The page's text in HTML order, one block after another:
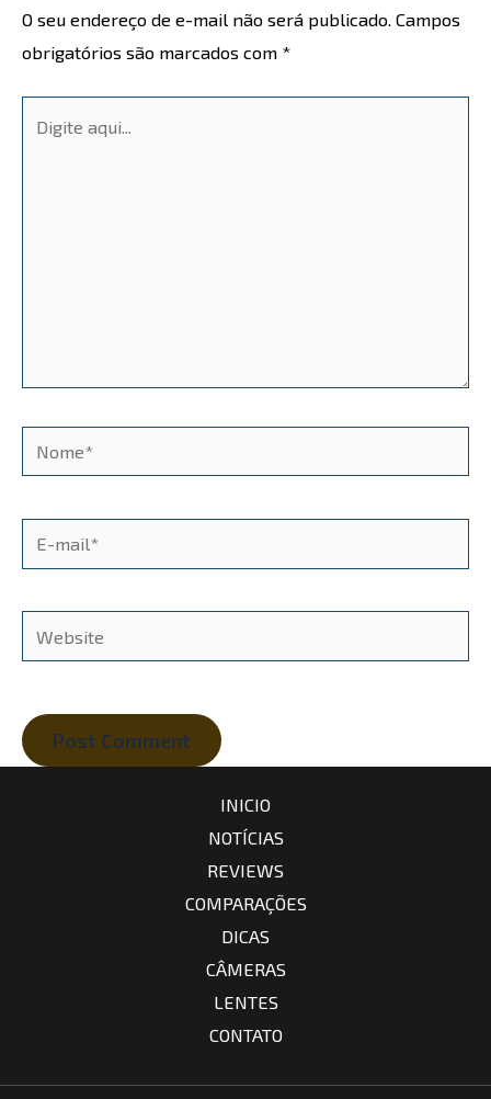
O seu endereço de e-mail não será publicado. Campos
obrigatórios são marcados com *
aqui...
E-
mail*
INICIO
NOTÍCIAS
REVIEWS
COMPARAÇÕES
DICAS
CÂMERAS
LENTES
CONTATO